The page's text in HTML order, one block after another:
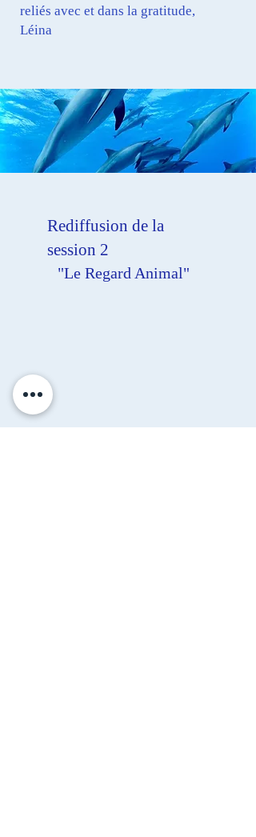
reliés avec et dans la gratitude,
Léina
Rediffusion de la
session 2
"Le Regard Animal"